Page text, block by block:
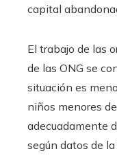
capital
El trabajo de las
de las ONG se
situación es
niños menores
adecuadamente
según datos de